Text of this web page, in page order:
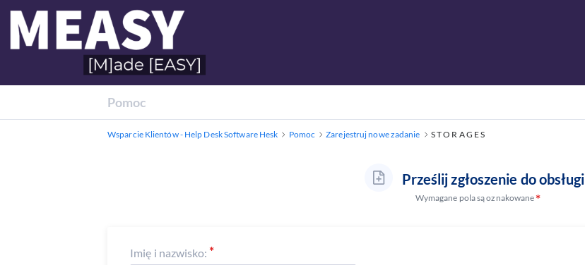
Pomoc
Wsparcie Klientów - Help Desk Software Hesk Pomoc Zarejestruj nowe zadanie S T O R A G E S
Prześlij zgłoszenie do obsługi
Wymagane pola są oznakowane
Imię i nazwisko: